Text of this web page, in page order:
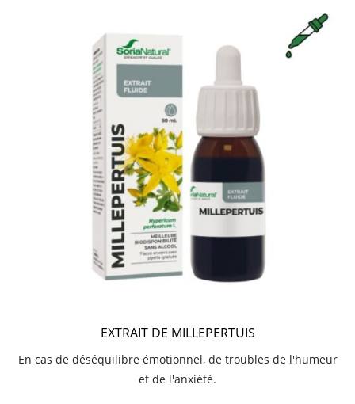
EXTRAIT DE MILLEPERTUIS
En cas de déséquilibre émotionnel, de troubles de l'humeur
et de l'anxiété.